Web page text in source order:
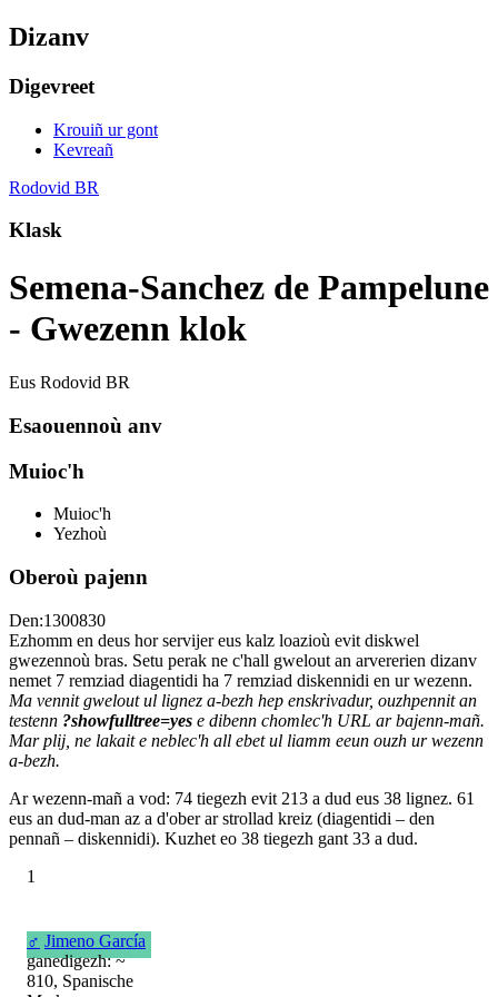
Dizanv
Digevreet
Krouiñ ur gont
Kevreañ
Rodovid BR
Klask
Semena-Sanchez de Pampelune
- Gwezenn klok
Eus Rodovid BR
Esaouennoù anv
Muioc'h
Muioc'h
Yezhoù
Oberoù pajenn
Den:1300830
Ezhomm en deus hor servijer eus kalz loazioù evit diskwel
gwezennoù bras. Setu perak ne c'hall gwelout an arvererien dizanv
nemet 7 remziad diagentidi ha 7 remziad diskennidi en ur wezenn.
Ma vennit gwelout ul lignez a-bezh hep enskrivadur, ouzhpennit an
testenn ?showfulltree=yes e dibenn chomlec'h URL ar bajenn-mañ.
Mar plij, ne lakait e neblec'h all ebet ul liamm eeun ouzh ur wezenn
a-bezh.
Ar wezenn-mañ a vod: 74 tiegezh evit 213 a dud eus 38 lignez. 61
eus an dud-man az a d'ober ar strollad kreiz (diagentidi – den
pennañ – diskennidi). Kuzhet eo 38 tiegezh gant 33 a dud.
1
♂ Jimeno García
ganedigezh: ~
810, Spanische